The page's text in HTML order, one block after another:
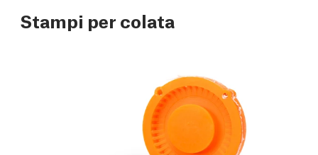
Stampi per colata